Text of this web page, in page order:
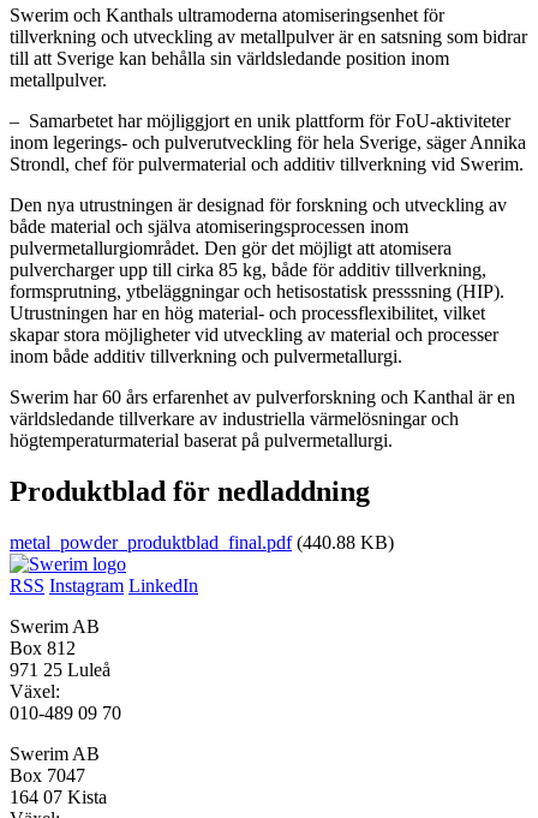
Swerim och Kanthals ultramoderna atomiseringsenhet för
tillverkning och utveckling av metallpulver är en satsning som bidrar
till att Sverige kan behålla sin världsledande position inom
metallpulver.
‒ Samarbetet har möjliggjort en unik plattform för FoU-aktiviteter
inom legerings- och pulverutveckling för hela Sverige, säger Annika
Strondl, chef för pulvermaterial och additiv tillverkning vid Swerim.
Den nya utrustningen är designad för forskning och utveckling av
både material och själva atomiseringsprocessen inom
pulvermetallurgiområdet. Den gör det möjligt att atomisera
pulvercharger upp till cirka 85 kg, både för additiv tillverkning,
formsprutning, ytbeläggningar och hetisostatisk presssning (HIP).
Utrustningen har en hög material- och processflexibilitet, vilket
skapar stora möjligheter vid utveckling av material och processer
inom både additiv tillverkning och pulvermetallurgi.
Swerim har 60 års erfarenhet av pulverforskning och Kanthal är en
världsledande tillverkare av industriella värmelösningar och
högtemperaturmaterial baserat på pulvermetallurgi.
Produktblad för nedladdning
metal_powder_produktblad_final.pdf (440.88 KB)
RSS Instagram LinkedIn
Swerim AB
Box 812
971 25 Luleå
Växel:
010-489 09 70
Swerim AB
Box 7047
164 07 Kista